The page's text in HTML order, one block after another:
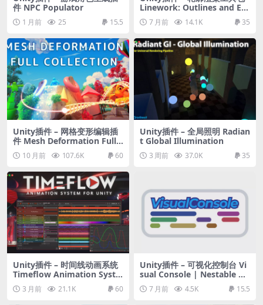
件 NPC Populator
1 月前 25 15.5
Linework: Outlines and Ed
ge Detection
7 月前 14.1K 35
Unity插件 – 网格变形编辑插
件 Mesh Deformation Full
Collection
10 月前 107.6K 60
Unity插件 – 全局照明 Radian
t Global Illumination
3 周前 37.0K 35
Unity插件 – 时间线动画系统
Timeflow Animation Syste
m 3 月前 21.1K 60
Unity插件 – 可视化控制台 Vi
sual Console | Nestable ho
rizontal debug logs
7 月前 4.5K 15.5